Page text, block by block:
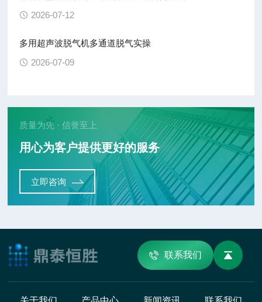
2026-07-12
多用超声波脱气机多通道脱气实操
2026-07-09
质量为先 · 信誉至上
用心为客户提供更好的服务
立即咨询
联系我们